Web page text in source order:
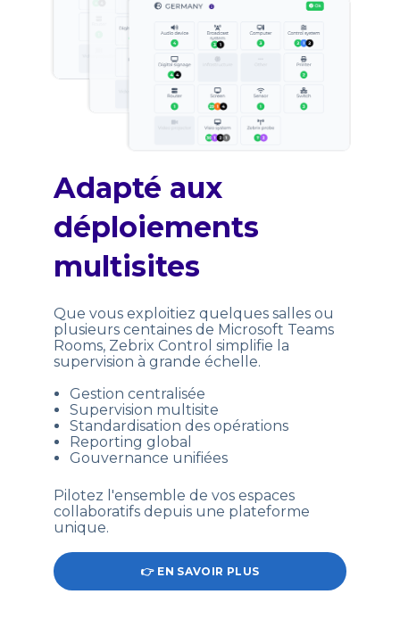
Adapté aux
déploiements
multisites
Que vous exploitiez quelques salles ou
plusieurs centaines de Microsoft Teams
Rooms, Zebrix Control simplifie la
supervision à grande échelle.
Gestion centralisée
Supervision multisite
Standardisation des opérations
Reporting global
Gouvernance unifiées
Pilotez l'ensemble de vos espaces
collaboratifs depuis une plateforme
unique.
👉 EN SAVOIR PLUS